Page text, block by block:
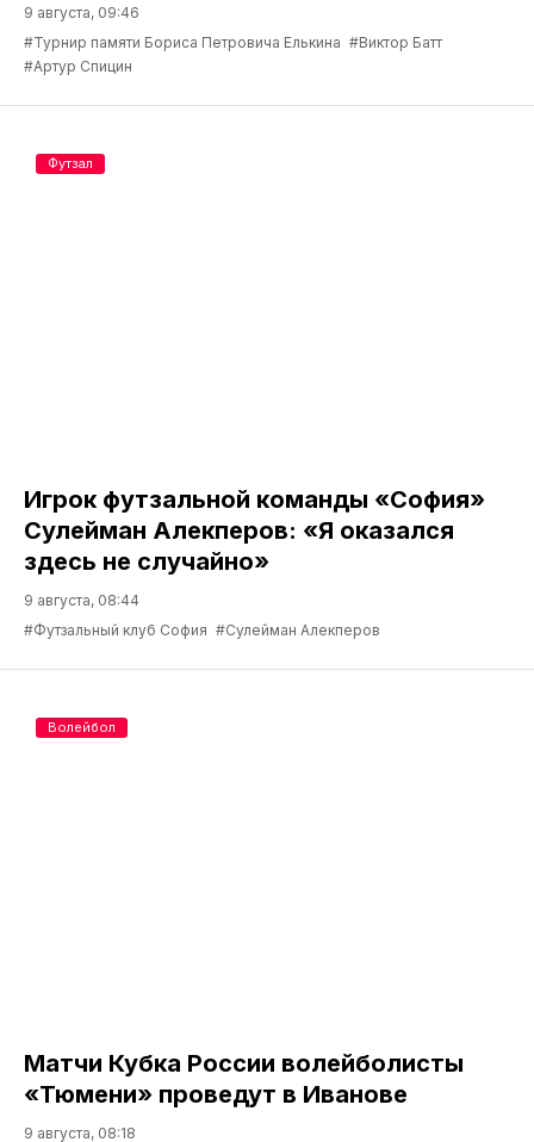
9 августа, 09:46
#Турнир памяти Бориса Петровича Елькина #Виктор Батт
#Артур Спицин
Игрок футзальной команды «София»
Сулейман Алекперов: «Я оказался
здесь не случайно»
9 августа, 08:44
#Футзальный клуб София #Сулейман Алекперов
Футзал
Матчи Кубка России волейболисты
«Тюмени» проведут в Иванове
9 августа, 08:18
Волейбол